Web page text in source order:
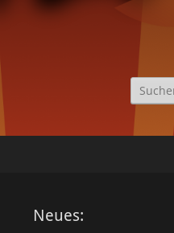
Suche
nach:
Neues: